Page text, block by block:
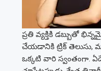
ప్రతి వ్యక్తికి డబ్బుతో
చేయడానికి ట్రిక్ తెలుసు,
ఒక్కటి వారి స్వంతంగా.